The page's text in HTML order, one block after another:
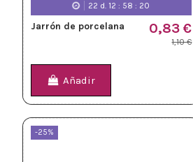
22 d. 12 :58 :18
Jarrón de porcelana 0,83 €
1,10 €
Añadir
-25%